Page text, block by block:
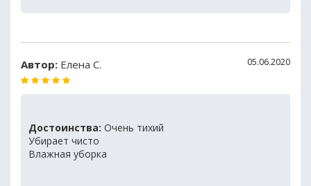
Автор: Елена С. 05.06.2020
Достоинства: Очень тихий
Убирает чисто
Влажная уборка